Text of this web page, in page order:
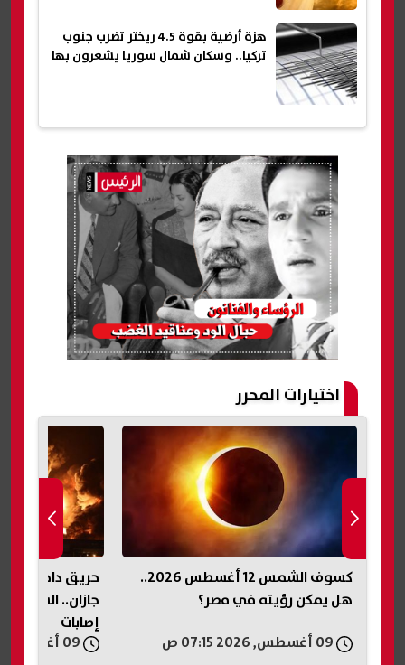
هزة أرضية بقوة 4.5 ريختر تضرب جنوب
تركيا.. وسكان شمال سوريا يشعرون بها
اختيارات المحرر
حريق داخل منشأة تابعة لأرامكو في
جازان.. السيطرة على النيران دون
هاكان فيدان:
إلى «اتفاقية